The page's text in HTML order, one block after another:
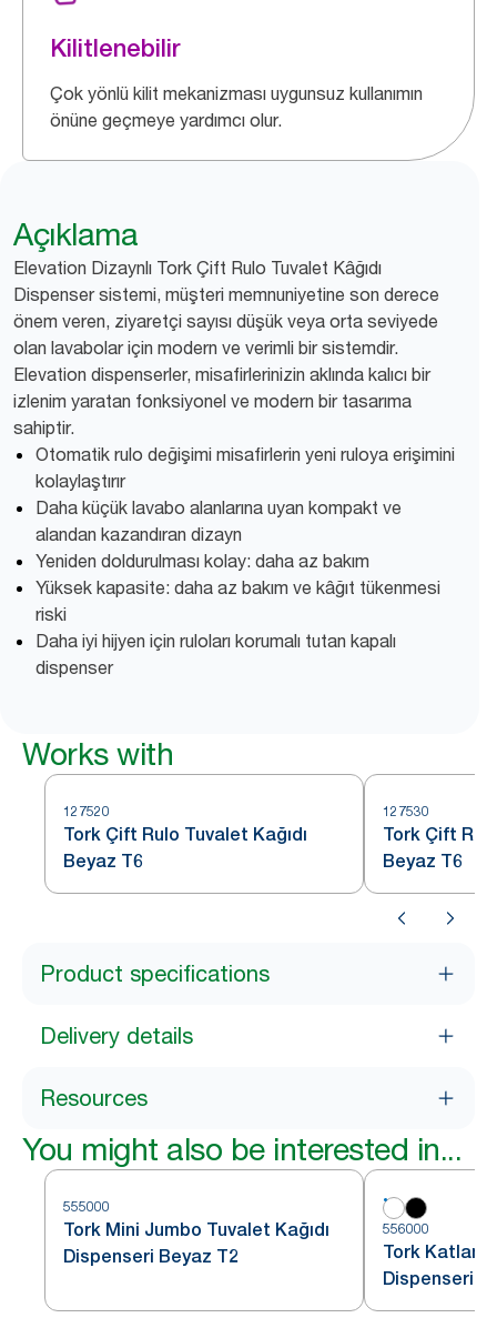
Kilitlenebilir
Çok yönlü kilit mekanizması uygunsuz kullanımın
önüne geçmeye yardımcı olur.
Açıklama
Elevation Dizaynlı Tork Çift Rulo Tuvalet Kâğıdı
Dispenser sistemi, müşteri memnuniyetine son derece
önem veren, ziyaretçi sayısı düşük veya orta seviyede
olan lavabolar için modern ve verimli bir sistemdir.
Elevation dispenserler, misafirlerinizin aklında kalıcı bir
izlenim yaratan fonksiyonel ve modern bir tasarıma
sahiptir.
Otomatik rulo değişimi misafirlerin yeni ruloya erişimini
kolaylaştırır
Daha küçük lavabo alanlarına uyan kompakt ve
alandan kazandıran dizayn
Yeniden doldurulması kolay: daha az bakım
Yüksek kapasite: daha az bakım ve kâğıt tükenmesi
riski
Daha iyi hijyen için ruloları korumalı tutan kapalı
dispenser
Works with
127520
Tork Çift Rulo Tuvalet Kağıdı
Beyaz T6
127530
Tork Çift
Beyaz T6
Product specifications
Delivery details
Resources
You might also be interested in...
555000
Tork Mini Jumbo Tuvalet Kağıdı
Dispenseri Beyaz T2
556000
Tork
Dispenseri